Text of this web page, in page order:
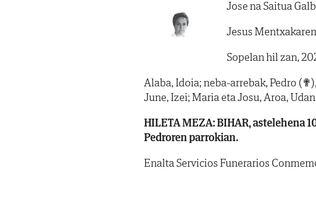
Jose na Saitua
Jesus
Sopelan hil zan,
Alaba, Idoia; neba-arrebak, Pedro
June, Izei; Maria eta Josu, Aroa,
HILETA MEZA: BIHAR, astelehena
Pedroren parrokian.
Enalta Servicios Funerarios